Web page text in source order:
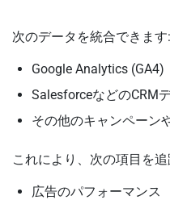
次のデータを統合できます:
Google Analytics (GA4)
SalesforceなどのCRM
その他のキャンペーン
これにより、次の項目を
広告のパフォーマンス